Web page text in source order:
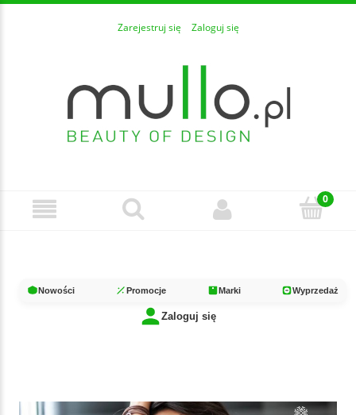
Zarejestruj się Zaloguj się
Nowości Promocje Marki Wyprzedaż
Zaloguj się